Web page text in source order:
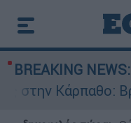
BREAKING NEWS:
Κάρπαθο: